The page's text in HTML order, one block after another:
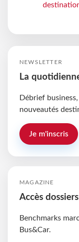
NEWSLETTER
La
Débrief
nouveautés
Je m'inscris
MAGAZINE
Accès dossiers
Benchmarks
Bus&Car.